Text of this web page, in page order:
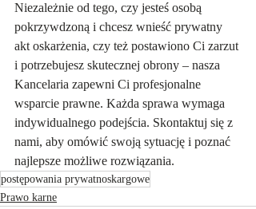
Niezależnie od tego, czy jesteś osobą
pokrzywdzoną i chcesz wnieść prywatny
akt oskarżenia, czy też postawiono Ci zarzut
i potrzebujesz skutecznej obrony – nasza
Kancelaria zapewni Ci profesjonalne
wsparcie prawne. Każda sprawa wymaga
indywidualnego podejścia. Skontaktuj się z
nami, aby omówić swoją sytuację i poznać
najlepsze możliwe rozwiązania.
postępowania prywatnoskargowe
Prawo karne